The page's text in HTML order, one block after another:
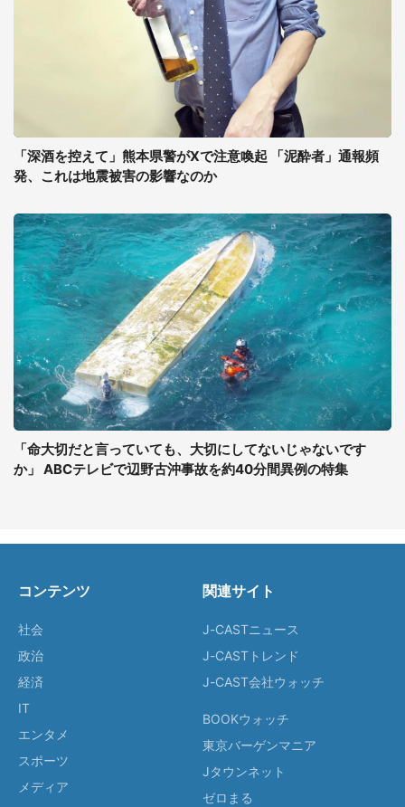
「深酒を控えて」熊本県警がXで注意喚起 「泥酔者」通報頻
発、これは地震被害の影響なのか
「命大切だと言っていても、大切にしてないじゃないです
か」 ABCテレビで辺野古沖事故を約40分間異例の特集
コンテンツ
社会
政治
経済
IT
エンタメ
スポーツ
メディア
関連サイト
J-CASTニュース
J-CASTトレンド
J-CAST会社ウォッチ
BOOKウォッチ
東京バーゲンマニア
Jタウンネット
ゼロまる